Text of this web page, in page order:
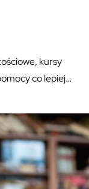
kursy
co lepiej